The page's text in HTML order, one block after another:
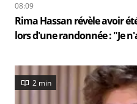
08:09
Rima Hassan révèle avoir
lors d'une randonnée : "Je
2 min